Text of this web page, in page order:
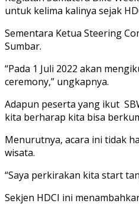
untuk kelima kalinya sejak
Sementara Ketua Steering
Sumbar.
“Pada 1 Juli 2022 akan
ceremony,” ungkapnya.
Adapun peserta yang ikut
kita berharap kita bisa
Menurutnya, acara ini tidak
wisata.
“Saya perkirakan kita start
Sekjen HDCI ini